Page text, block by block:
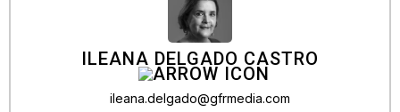
ILEANA DELGADO CASTRO
ileana.delgado@gfrmedia.com